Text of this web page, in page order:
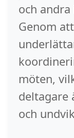
och
Genom
möten,
deltagare
och